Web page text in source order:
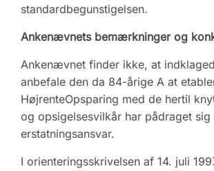
standardbegunstigelsen.
An­ke­næv­nets bemærkninger og
Ankenævnet finder ikke, at
anbefale den da 84-årige A at
HøjrenteOpsparing med de hertil
og opsigelsesvilkår har pådraget sig
erstatningsansvar.
I orienteringsskrivelsen af 14. juli